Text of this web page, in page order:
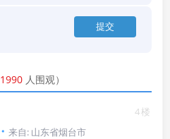
1990 人围观）
4楼
来自: 山东省烟台市